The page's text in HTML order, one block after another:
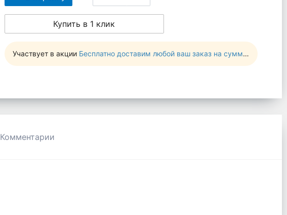
Купить в 1 клик
Участвует в акции Бесплатно доставим любой ваш заказ на сумму от 10 000 руб
Комментарии